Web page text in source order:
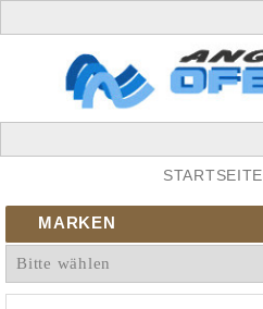
STARTSEITE
MARKEN